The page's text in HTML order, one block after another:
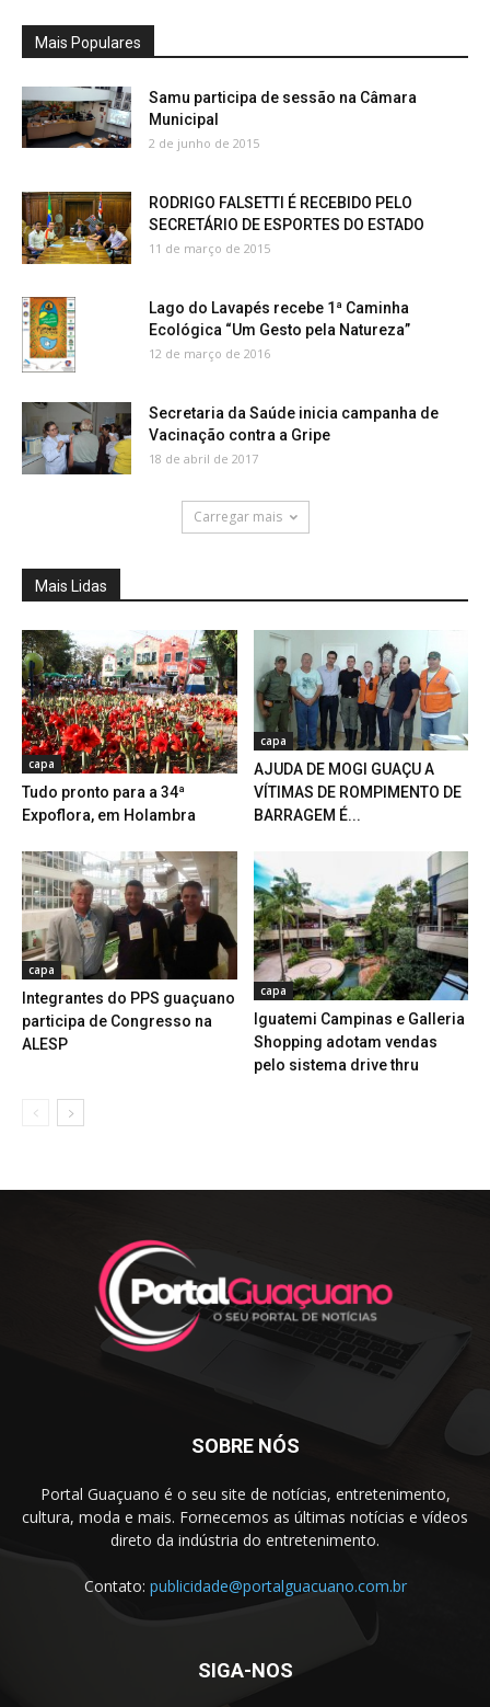
Mais Populares
Samu participa de sessão na Câmara
Municipal
2 de junho de 2015
RODRIGO FALSETTI É RECEBIDO PELO
SECRETÁRIO DE ESPORTES DO ESTADO
11 de março de 2015
Lago do Lavapés recebe 1ª Caminha
Ecológica “Um Gesto pela Natureza”
12 de março de 2016
Secretaria da Saúde inicia campanha de
Vacinação contra a Gripe
18 de abril de 2017
Carregar mais
Mais Lidas
capa
Tudo pronto para a 34ª
Expoflora, em Holambra
capa
AJUDA DE MOGI GUAÇU A
VÍTIMAS DE ROMPIMENTO DE
BARRAGEM É...
capa
Integrantes do PPS guaçuano
participa de Congresso na
ALESP
capa
Iguatemi Campinas e Galleria
Shopping adotam vendas
pelo sistema drive thru
SOBRE NÓS
Portal Guaçuano é o seu site de notícias, entretenimento,
cultura, moda e mais. Fornecemos as últimas notícias e vídeos
direto da indústria do entretenimento.
Contato: publicidade@portalguacuano.com.br
SIGA-NOS